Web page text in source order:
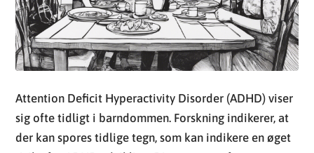
Attention Deficit Hyperactivity Disorder (ADHD) viser
sig ofte tidligt i barndommen. Forskning indikerer, at
der kan spores tidlige tegn, som kan indikere en øget